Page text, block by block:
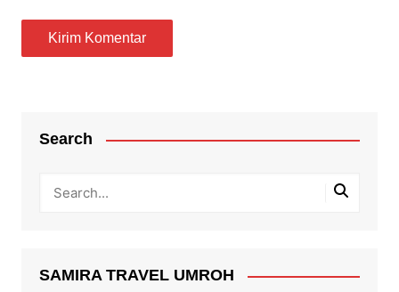
Search
SAMIRA TRAVEL UMROH